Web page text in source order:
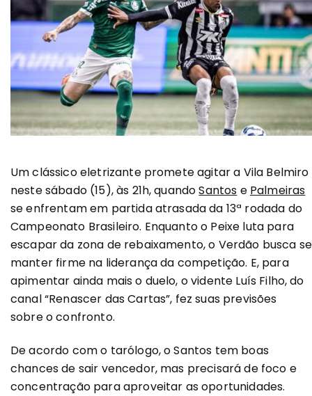
Um clássico eletrizante promete agitar a Vila Belmiro
neste sábado (15), às 21h, quandoSantos e Palmeiras
se enfrentam em partida atrasada da 13ª rodada do
Campeonato Brasileiro. Enquanto o Peixe luta para
escapar da zona de rebaixamento, o Verdão busca se
manter firme na liderança da competição. E, para
apimentar ainda mais o duelo, o vidente Luís Filho, do
canal “Renascer das Cartas”, fez suas previsões
sobre o confronto.
De acordo com o tarólogo, o Santos tem boas
chances de sair vencedor, mas precisará de foco e
concentração para aproveitar as oportunidades.